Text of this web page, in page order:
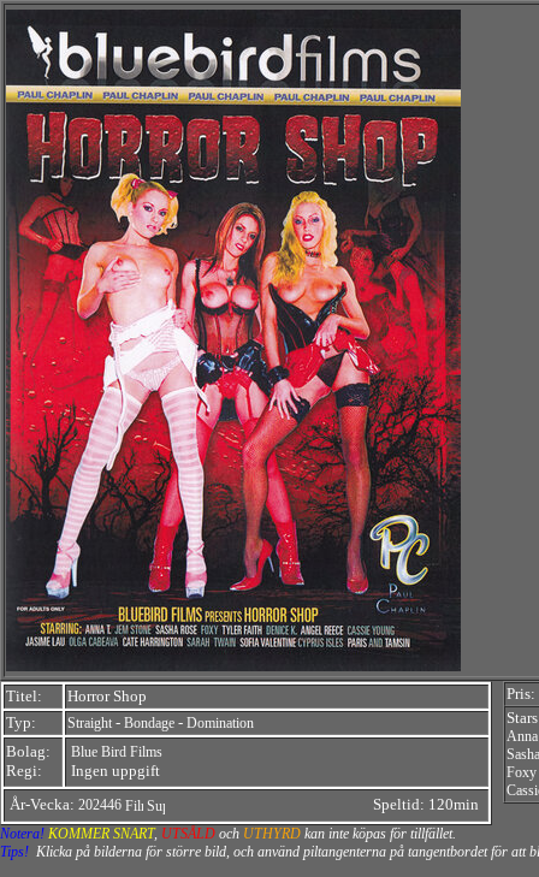
Titel:
Horror Shop
Typ:
Straight - Bondage - Domination
Bolag:
Regi:
Blue Bird Films
Ingen uppgift
År-Vecka: 202446 Speltid: 120min
Foxy
Notera! KOMMER SNART, UTSÅLD och UTHYRD kan inte köpas för tillfället.
Tips! Klicka på bilderna för större bild, och använd piltangenterna på tangentbordet för att